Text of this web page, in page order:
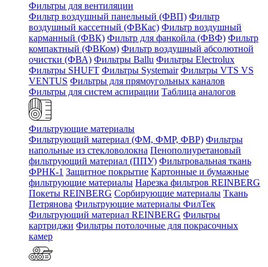
Фильтры для вентиляции
Фильтр воздушный панельный (ФВП) Фильтр
воздушный кассетный (ФВКас) Фильтр воздушный
карманный (ФВК) Фильтр для фанкойла (ФВФ) Фильтр
компактный (ФВКом) Фильтр воздушный абсолютной
очистки (ФВА) Фильтры Ballu Фильтры Electrolux
Фильтры SHUFT Фильтры Systemair Фильтры VTS VS
VENTUS Фильтры для прямоугольных каналов
Фильтры для систем аспирации Таблица аналогов
Фильтрующие материалы
Фильтрующий материал (ФМ, ФМР, ФВР) Фильтры
напольные из стекловолокна Пенополиуретановый
фильтрующий материал (ППУ) Фильтровальная ткань
ФРНК-1 Защитное покрытие Картонные и бумажные
фильтрующие материалы Нарезка фильтров REINBERG
Покеты REINBERG Сорбирующие материалы Ткань
Петрянова Фильтрующие материалы ФилТек
Фильтрующий материал REINBERG Фильтры
картриджи Фильтры потолочные для покрасочных
камер